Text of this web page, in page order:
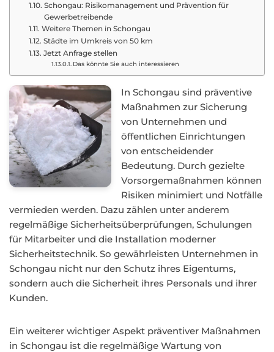
Schongau: Risikomanagement und Prävention für
Gewerbetreibende
Weitere Themen in Schongau
Städte im Umkreis von 50 km
Jetzt Anfrage stellen
Das könnte Sie auch interessieren
In Schongau sind präventive
Maßnahmen zur Sicherung
von Unternehmen und
öffentlichen Einrichtungen
von entscheidender
Bedeutung. Durch gezielte
Vorsorgemaßnahmen können
Risiken minimiert und Notfälle
vermieden werden. Dazu zählen unter anderem
regelmäßige Sicherheitsüberprüfungen, Schulungen
für Mitarbeiter und die Installation moderner
Sicherheitstechnik. So gewährleisten Unternehmen in
Schongau nicht nur den Schutz ihres Eigentums,
sondern auch die Sicherheit ihres Personals und ihrer
Kunden.
Ein weiterer wichtiger Aspekt präventiver Maßnahmen
in Schongau ist die regelmäßige Wartung von